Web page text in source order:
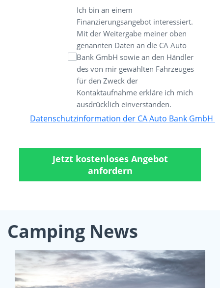
Ich bin an einem
Finanzierungsangebot interessiert.
Mit der Weitergabe meiner oben
genannten Daten an die CA Auto
Bank GmbH sowie an den Händler
des von mir gewählten Fahrzeuges
für den Zweck der
Kontaktaufnahme erkläre ich mich
ausdrücklich einverstanden.
Datenschutzinformation der CA Auto Bank GmbH
Jetzt kostenloses Angebot
anfordern
Camping News